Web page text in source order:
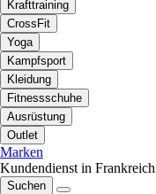
Krafttraining
CrossFit
Yoga
Kampfsport
Kleidung
Fitnessschuhe
Ausrüstung
Outlet
Marken
Kundendienst in Frankreich
Suchen